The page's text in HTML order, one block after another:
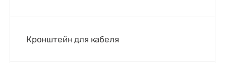
Кронштейн для кабеля